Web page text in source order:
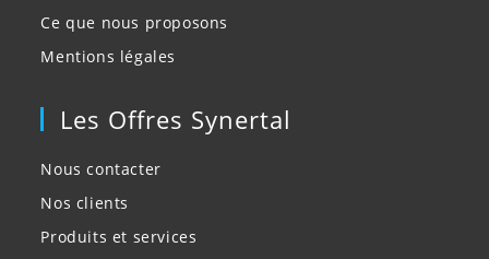
Ce que nous proposons
Mentions légales
Les Offres Synertal
Nous contacter
Nos clients
Produits et services